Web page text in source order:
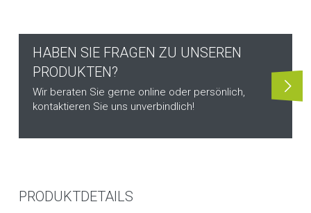
HABEN SIE FRAGEN ZU UNSEREN
PRODUKTEN?
Wir beraten Sie gerne online oder persönlich,
kontaktieren Sie uns unverbindlich!
PRODUKTDETAILS